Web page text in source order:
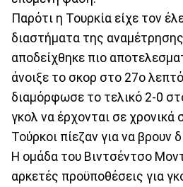
Παρότι η Τουρκία είχε τον
διαστήματα της
αποδείχθηκε πιο
άνοιξε το σκορ στο 27ο
διαμόρφωσε το τελικό 2-0
γκολ να έρχονται σε χρονικά
Τούρκοι πίεζαν για να βρουν
Η ομάδα του Βιντσέντσο
αρκετές προϋποθέσεις για